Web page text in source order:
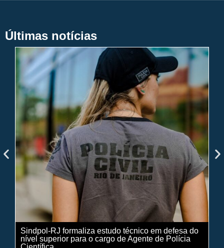
Últimas notícias
Sindpol-RJ formaliza estudo técnico em defesa do
nível superior para o cargo de Agente de Polícia